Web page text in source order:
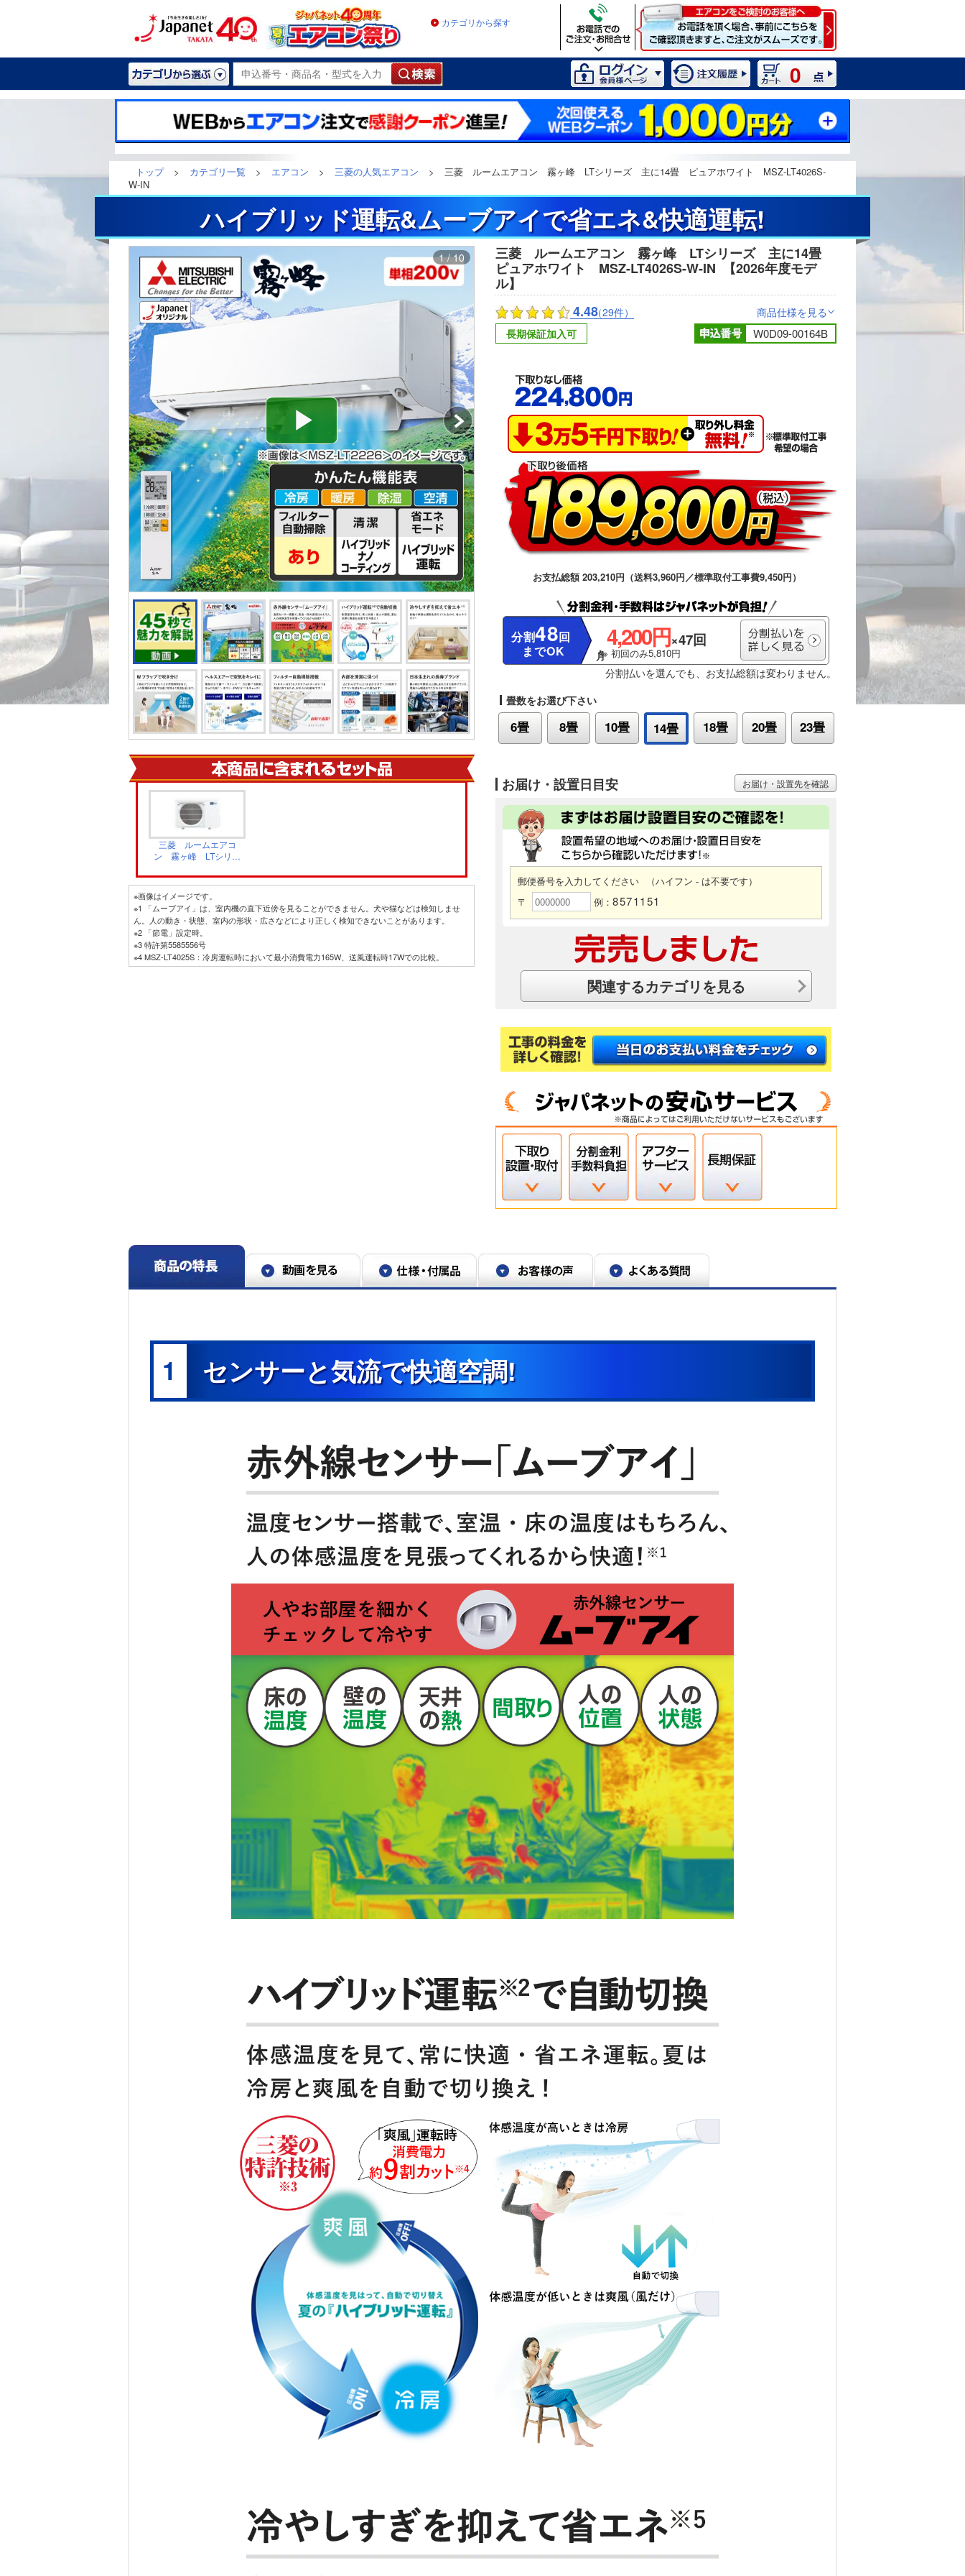
カテゴリから探す
0
トップ > カテゴリ一覧 > エアコン > 三菱の人気エアコン >
三菱 ルームエアコン 霧ヶ峰 LTシリーズ 主に14畳 ピュアホワイト MSZ-LT4026S-
W-IN
ハイブリッド運転&ムーブアイで省エネ&快適運転!
1 / 10 2 / 10
三菱 ルームエアコ
ン 霧ヶ峰 LTシリー
ト MUZ-LT4026S
※画像はイメージです。
※1 「ムーブアイ」は、室内機の直下近傍を見ることができません。犬や猫などは検知しませ
ん。人の動き・状態、室内の形状・広さなどにより正しく検知できないことがあります。
※2 「節電」設定時。
※3 特許第5585556号
※4 MSZ-LT4025S：冷房運転時において最小消費電力165W、送風運転時17Wでの比較。
※5 「節電」設定時。メーカー14畳試験室において、外気温：冷房30℃/暖房7℃、同一体感温
三菱 ルームエアコン 霧ヶ峰 LTシリーズ 主に14畳
ピュアホワイト MSZ-LT4026S-W-IN
【2026年度モデ
ル】
4.48（29件） 商品仕様を見る>
長期保証加入可 W0D09-00164B
お支払総額 203,210円（送料3,960円／標準取付工事費9,450円）
分割48回
までOK
4,200円×47回
※ 初回のみ5,810円
分割払いを選んでも、お支払総額は変わりません。
畳数をお選び下さい
6畳 8畳 10畳 14畳 18畳 20畳 23畳
お届け・設置日目安
郵便番号を入力してください
（ハイフン - は不要です）
〒
例： 8571151
お届け・設置先を確認
関連するカテゴリを見る
1 センサーと気流で快適空調!